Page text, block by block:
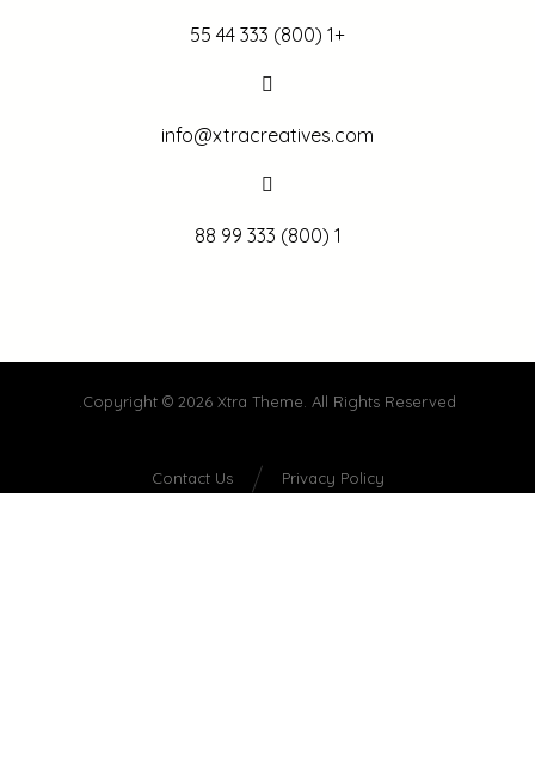
+1 (800) 333 44 55
info@xtracreatives.com
1 (800) 333 99 88
Copyright © 2026 Xtra Theme. All Rights Reserved.
Contact Us Privacy Policy